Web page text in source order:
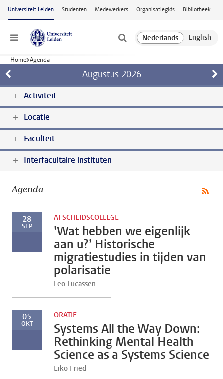
Ga naar hoofdinhoud
Universiteit Leiden Studenten Medewerkers Organisatiegids Bibliotheek
Menu
Home Agenda
Augustus 2026
Activiteit
Locatie
Faculteit
Interfacultaire instituten
Agenda
28
SEP
AFSCHEIDSCOLLEGE
'Wat hebben we eigenlijk
aan u?’ Historische
migratiestudies in tijden van
polarisatie
Leo Lucassen
05
OKT
ORATIE
Systems All the Way Down:
Rethinking Mental Health
Science as a Systems Science
Eiko Fried